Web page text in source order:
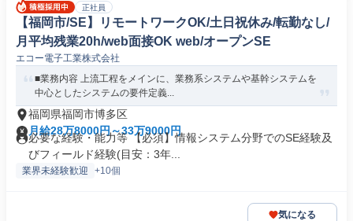
正社員
【福岡市/SE】リモートワークOK/土日祝休み/転勤なし/
月平均残業20h/web面接OK web/オープンSE
エコー電子工業株式会社
■業務内容 上流工程をメインに、業務系システムや基幹システムを
中心としたシステムの要件定義...
福岡県福岡市博多区
月給28万8000円～33万9000円
必要な経験・能力等 【必須】情報システム分野でのSE経験及
びフィールド経験(目安：3年...
業界未経験歓迎 +10個
気になる